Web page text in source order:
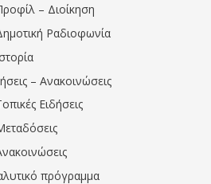
– Διοίκηση
Ραδιοφωνία
– Ανακοινώσεις
Ειδήσεις
πρόγραμμα